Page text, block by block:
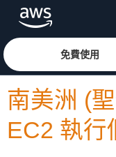
跳至主要內容按一下這裡
免費使用
南美洲 (
EC2 執行